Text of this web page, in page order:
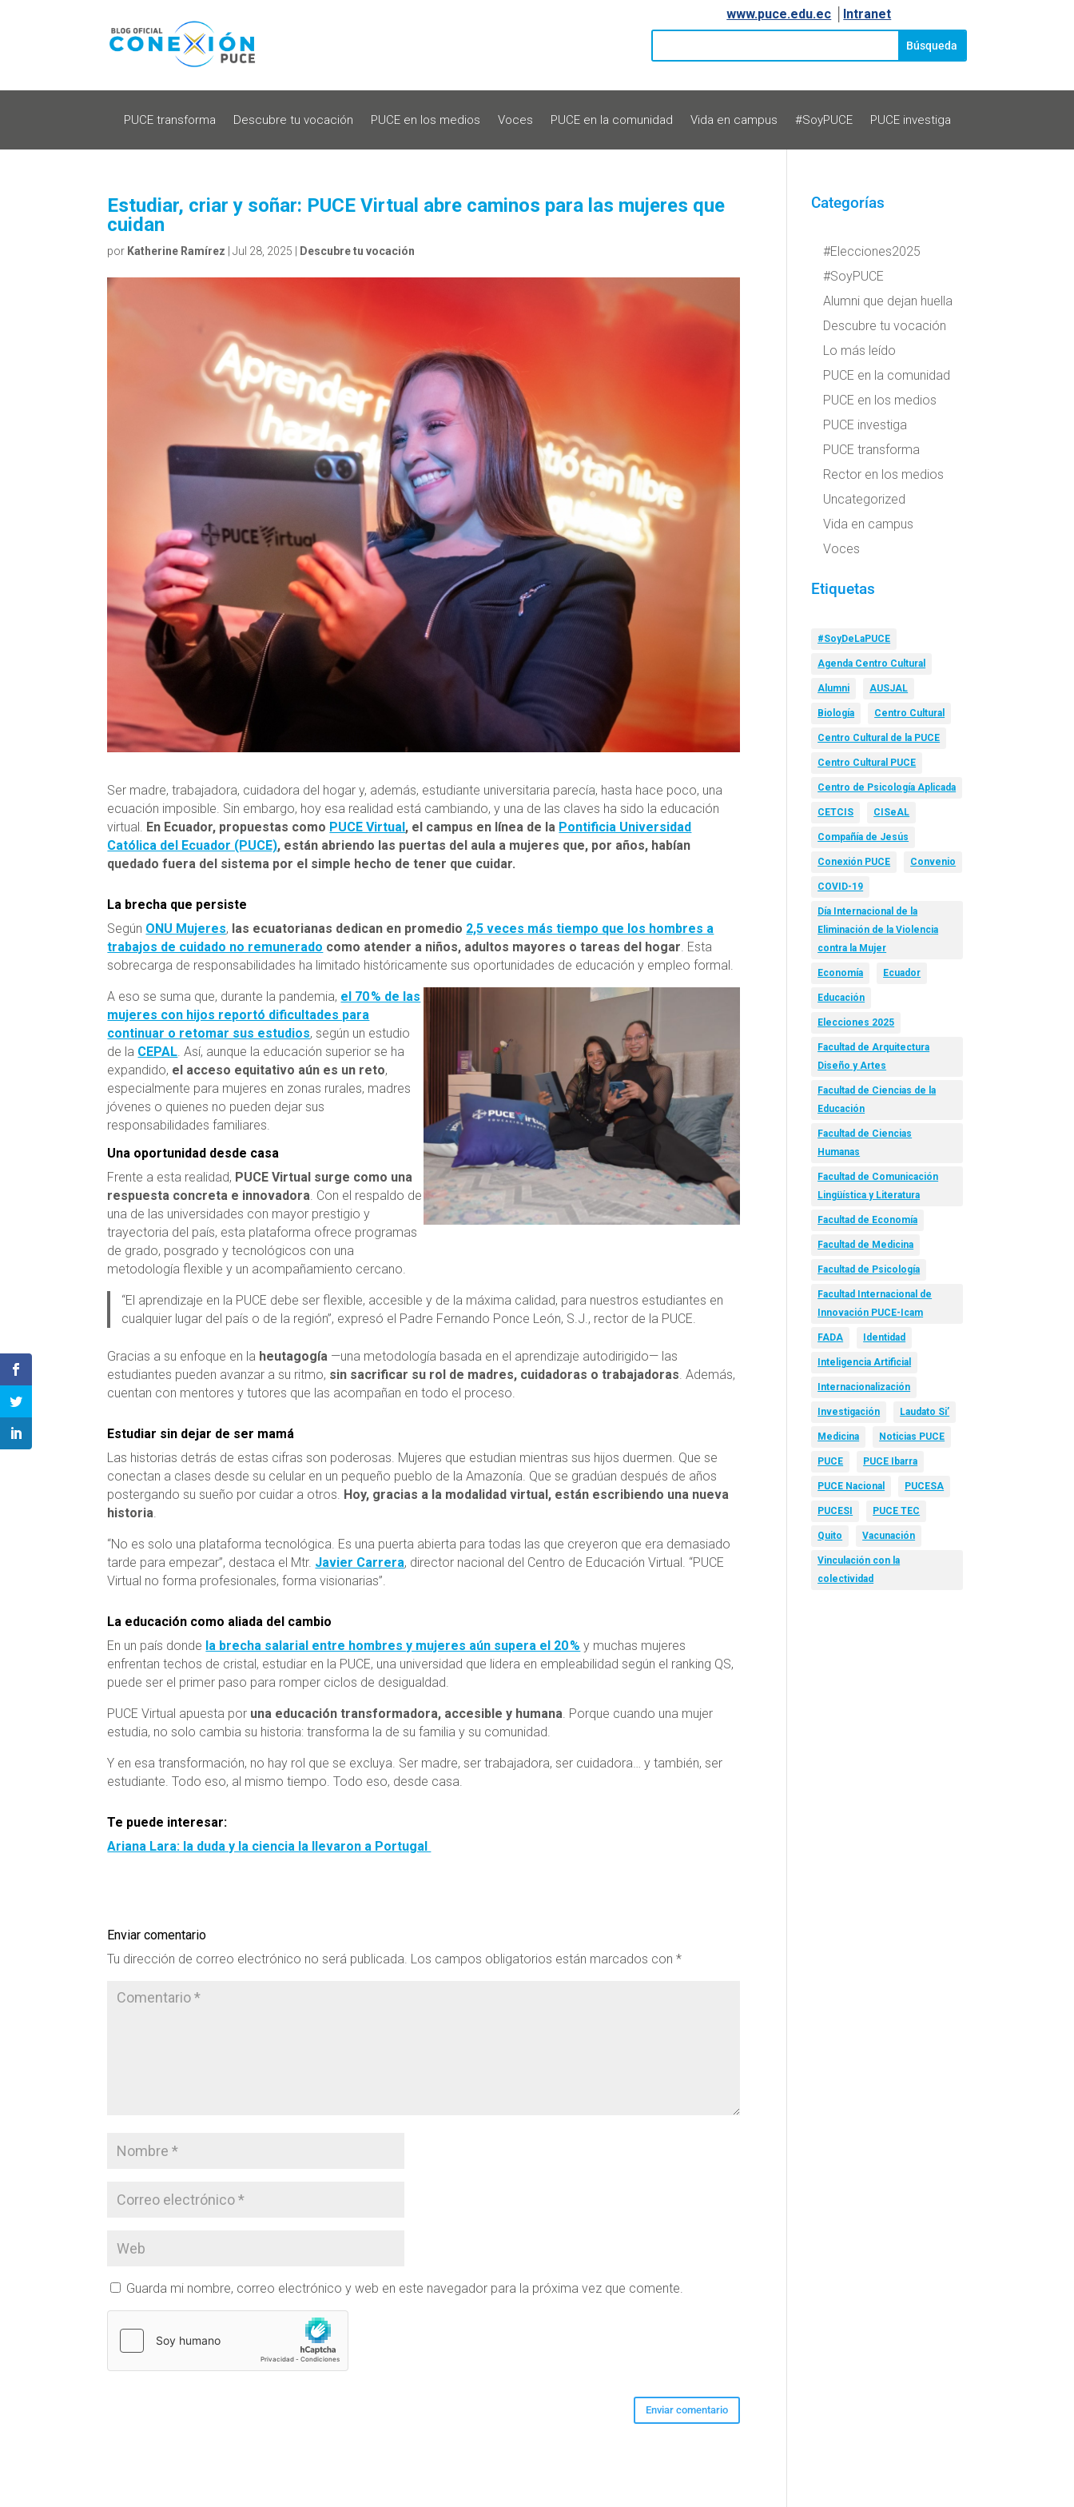
www.puce.edu.ec Intranet
PUCE transforma Descubre tu vocación PUCE en los medios Voces PUCE en la comunidad Vida en campus #SoyPUCE PUCE investiga
Estudiar, criar y soñar: PUCE Virtual abre caminos para las mujeres que
cuidan
por Katherine Ramírez |Jul 28, 2025 Descubre tu vocación
Ser madre, trabajadora, cuidadora del hogar y, además, estudiante universitaria parecía, hasta hace poco, una
ecuación imposible. Sin embargo, hoy esa realidad está cambiando, y una de las claves ha sido la educación
virtual. En Ecuador, propuestas como PUCE Virtual, el campus en línea de la Pontificia Universidad
Católica del Ecuador (PUCE), están abriendo las puertas del aula a mujeres que, por años, habían
quedado fuera del sistema por el simple hecho de tener que cuidar.
La brecha que persiste
Según ONU Mujeres, las ecuatorianas dedican en promedio 2,5 veces más tiempo que los hombres a
trabajos de cuidado no remunerado como atender a niños, adultos mayores o tareas del hogar. Esta
sobrecarga de responsabilidades ha limitado históricamente sus oportunidades de educación y empleo formal.
A eso se suma que, durante la pandemia, el 70 % de las
mujeres con hijos reportó dificultades para
continuar o retomar sus estudios, según un estudio
de la CEPAL. Así, aunque la educación superior se ha
expandido, el acceso equitativo aún es un reto,
especialmente para mujeres en zonas rurales, madres
jóvenes o quienes no pueden dejar sus
responsabilidades familiares.
Una oportunidad desde casa
Frente a esta realidad, PUCE Virtual surge como una
respuesta concreta e innovadora. Con el respaldo de
una de las universidades con mayor prestigio y
trayectoria del país, esta plataforma ofrece programas
de grado, posgrado y tecnológicos con una
metodología flexible y un acompañamiento cercano.
“El aprendizaje en la PUCE debe ser flexible, accesible y de la máxima calidad, para nuestros estudiantes en
cualquier lugar del país o de la región”, expresó el Padre Fernando Ponce León, S.J., rector de la PUCE.
Gracias a su enfoque en la heutagogía —una metodología basada en el aprendizaje autodirigido— las
estudiantes pueden avanzar a su ritmo, sin sacrificar su rol de madres, cuidadoras o trabajadoras. Además,
cuentan con mentores y tutores que las acompañan en todo el proceso.
Estudiar sin dejar de ser mamá
Las historias detrás de estas cifras son poderosas. Mujeres que estudian mientras sus hijos duermen. Que se
conectan a clases desde su celular en un pequeño pueblo de la Amazonía. Que se gradúan después de años
postergando su sueño por cuidar a otros. Hoy, gracias a la modalidad virtual, están escribiendo una nueva
historia.
“No es solo una plataforma tecnológica. Es una puerta abierta para todas las que creyeron que era demasiado
tarde para empezar”, destaca el Mtr. Javier Carrera, director nacional del Centro de Educación Virtual. “PUCE
Virtual no forma profesionales, forma visionarias”.
La educación como aliada del cambio
En un país donde la brecha salarial entre hombres y mujeres aún supera el 20 % y muchas mujeres
enfrentan techos de cristal, estudiar en la PUCE, una universidad que lidera en empleabilidad según el ranking QS,
puede ser el primer paso para romper ciclos de desigualdad.
PUCE Virtual apuesta por una educación transformadora, accesible y humana. Porque cuando una mujer
estudia, no solo cambia su historia: transforma la de su familia y su comunidad.
Y en esa transformación, no hay rol que se excluya. Ser madre, ser trabajadora, ser cuidadora… y también, ser
estudiante. Todo eso, al mismo tiempo. Todo eso, desde casa.
Te puede interesar:
Ariana Lara: la duda y la ciencia la llevaron a Portugal
Enviar comentario
Tu dirección de correo electrónico no será publicada. Los campos obligatorios están marcados con*
Guarda mi nombre, correo electrónico y web en este navegador para la próxima vez que comente.
Categorías
#Elecciones2025
#SoyPUCE
Alumni que dejan huella
Descubre tu vocación
Lo más leído
PUCE en la comunidad
PUCE en los medios
PUCE investiga
PUCE transforma
Rector en los medios
Uncategorized
Vida en campus
Voces
Etiquetas
#SoyDeLaPUCE
Agenda Centro Cultural
Alumni AUSJAL
Biología Centro Cultural
Centro Cultural de la PUCE
Centro Cultural PUCE
Centro de Psicología Aplicada
CETCIS CISeAL
Compañía de Jesús
Conexión PUCE Convenio
COVID-19
Día Internacional de la
Eliminación de la Violencia
contra la Mujer
Economía Ecuador
Educación
Elecciones 2025
Facultad de Arquitectura
Diseño y Artes
Facultad de Ciencias de la
Educación
Facultad de Ciencias
Humanas
Facultad de Comunicación
Lingüística y Literatura
Facultad de Economía
Facultad de Medicina
Facultad de Psicología
Facultad Internacional de
Innovación PUCE-Icam
FADA Identidad
Inteligencia Artificial
Internacionalización
Investigación Laudato Si’
Medicina Noticias PUCE
PUCE PUCE Ibarra
PUCE Nacional PUCESA
PUCESI PUCE TEC
Quito Vacunación
Vinculación con la
colectividad